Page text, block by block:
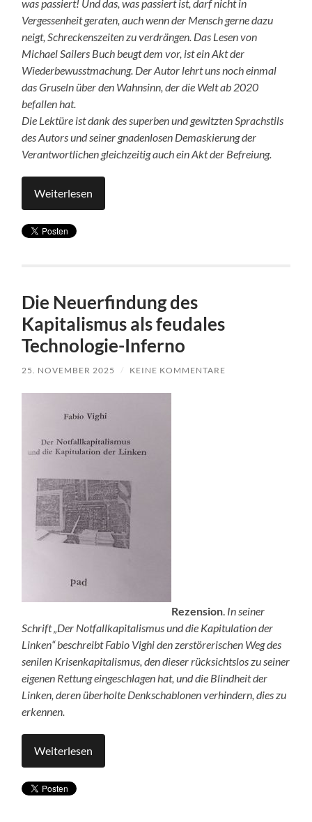
was passiert! Und das, was passiert ist, darf nicht in
Vergessenheit geraten, auch wenn der Mensch gerne dazu
neigt, Schreckenszeiten zu verdrängen. Das Lesen von
Michael Sailers Buch beugt dem vor, ist ein Akt der
Wiederbewusstmachung. Der Autor lehrt uns noch einmal
das Gruseln über den Wahnsinn, der die Welt ab 2020
befallen hat.
Die Lektüre ist dank des superben und gewitzten Sprachstils
des Autors und seiner gnadenlosen Demaskierung der
Verantwortlichen gleichzeitig auch ein Akt der Befreiung.
Weiterlesen
Die Neuerfindung des
Kapitalismus als feudales
Technologie-Inferno
25. NOVEMBER 2025 / KEINE KOMMENTARE
Rezension. In seiner
Schrift „Der Notfallkapitalismus und die Kapitulation der
Linken“ beschreibt Fabio Vighi den zerstörerischen Weg des
senilen Krisenkapitalismus, den dieser rücksichtslos zu seiner
eigenen Rettung eingeschlagen hat, und die Blindheit der
Linken, deren überholte Denkschablonen verhindern, dies zu
erkennen.
Weiterlesen